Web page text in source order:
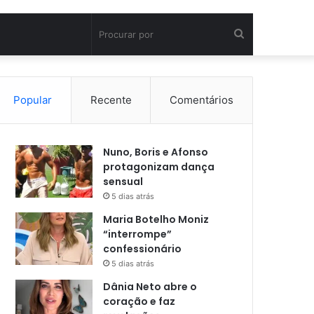
por
Popular Recente Comentários
Nuno, Boris e Afonso
protagonizam dança
sensual
5 dias atrás
Maria Botelho Moniz
“interrompe”
confessionário
5 dias atrás
Dânia Neto abre o
coração e faz